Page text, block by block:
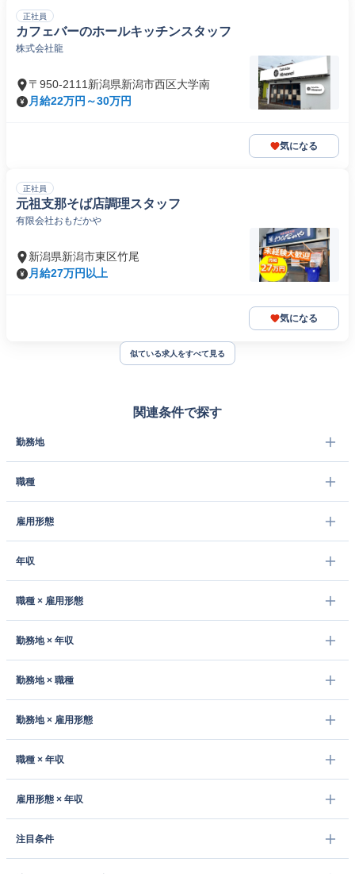
正社員
カフェバーのホールキッチンスタッフ
株式会社龍
〒950-2111新潟県新潟市西区大学南
月給22万円～30万円
気になる
正社員
元祖支那そば店調理スタッフ
有限会社おもだかや
新潟県新潟市東区竹尾
月給27万円以上
気になる
似ている求人をすべて見る
関連条件で探す
勤務地
職種
雇用形態
年収
職種 × 雇用形態
勤務地 × 年収
勤務地 × 職種
勤務地 × 雇用形態
職種 × 年収
雇用形態 × 年収
注目条件